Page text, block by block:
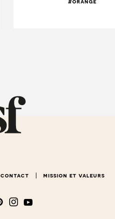
#orange
contact mission et valeurs